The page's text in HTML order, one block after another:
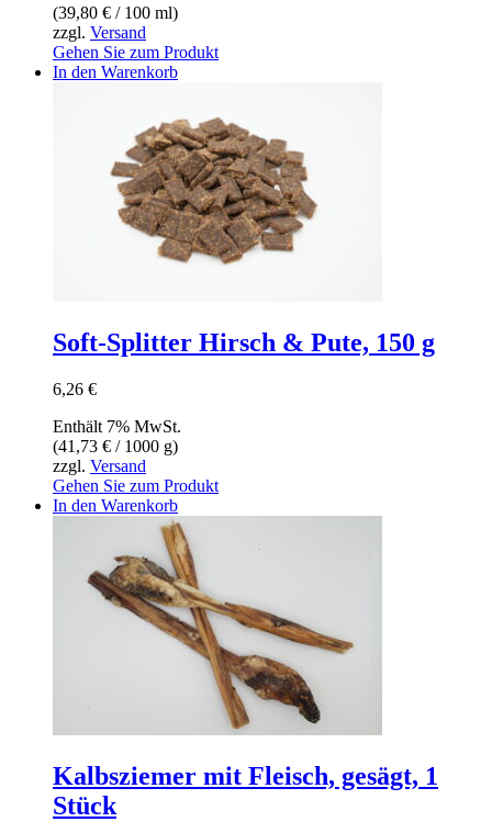
(39,80 € / 100 ml)
zzgl. Versand
Gehen Sie zum Produkt
In den Warenkorb
Soft-Splitter Hirsch & Pute, 150 g
6,26 €
Enthält 7% MwSt.
(41,73 € / 1000 g)
zzgl. Versand
Gehen Sie zum Produkt
In den Warenkorb
Kalbsziemer mit Fleisch, gesägt, 1
Stück